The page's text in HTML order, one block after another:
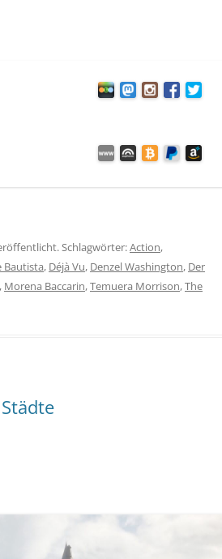
Schlagwörter:Action,
Bautista, Déjà Vu, Denzel Washington, Der
, Morena Baccarin,Temuera Morrison,The